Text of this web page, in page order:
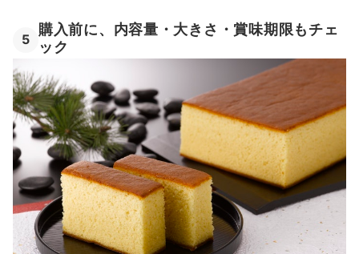
5
購入前に、内容量・大きさ・賞味期限もチェ
ック